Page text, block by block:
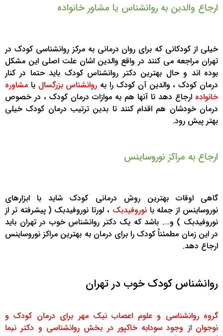
ارجاع والدین به روانشناس یا مشاور خانواده
خیلی از کودکانی که برای روان درمانی به مرکز روانشناسی کودک در
تهران مراجعه می کنند در واقع والدین اشان علت اصلی این مشکل
بوده اند و حال بهترین دکتر روانشناس کودک باید حتما در کنار
درمان کودک ، والدین آن کودک را به روانشناس بزرگسال یا مشاوره
خانواده ارجاع دهد تا آنها هم به موازات درمان کودک ، در خصوص
درمان خودشان هم اقدام کنند تا بدین ترتیب درمان کودک خیلی
بهتر پیش رود.
ارجاع به مراکز نوروساینس
گاهی اوقات بهترین روش درمانی کودک شاید با ابزارهای
نوروساینس از جمله بانوروفیدبک ، لورتا نوروفیدبک ( پیشرفته تر از
نوروفیدبک ) و…. باشد که یک دکتر روانشناس خوب در تهران باید
در این زمان مطمئناً کودک را برای درمان به بهترین مراکز نوروساینس
ارجاع دهد.
روانشناس کودک خوب در تهران
گروه روانشناسی و علوم اعصاب نیک مهر برای درمان کودک و
نوجوان از وجود سودابه خاکپور در بخش روانشناسی و دکتر نیما